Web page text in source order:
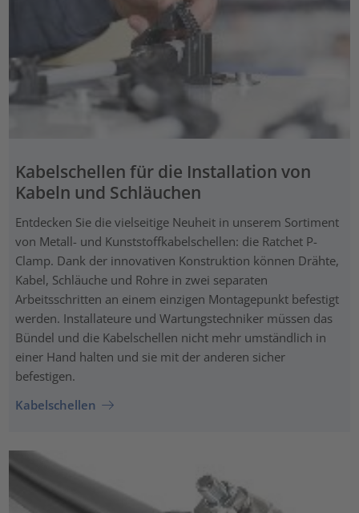
Kabelschellen für die Installation von
Kabeln und Schläuchen
Entdecken Sie die vielseitige Neuheit in unserem Sortiment
von Metall- und Kunststoffkabelschellen: die Ratchet P-
Clamp. Dank der innovativen Konstruktion können Drähte,
Kabel, Schläuche und Rohre in zwei separaten
Arbeitsschritten an einem einzigen Montagepunkt befestigt
werden. Installateure und Wartungstechniker müssen das
Bündel und die Kabelschellen nicht mehr umständlich in
einer Hand halten und sie mit der anderen sicher
befestigen.
Kabelschellen